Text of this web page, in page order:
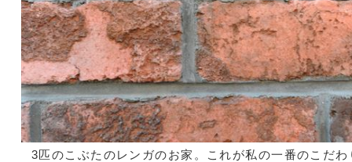
3匹のこぶたのレンガのお家。これが私の一番のこだ